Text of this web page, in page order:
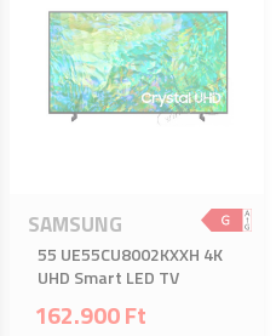
SAMSUNG
55 UE55CU8002KXXH 4K
UHD Smart LED TV
162.900 Ft